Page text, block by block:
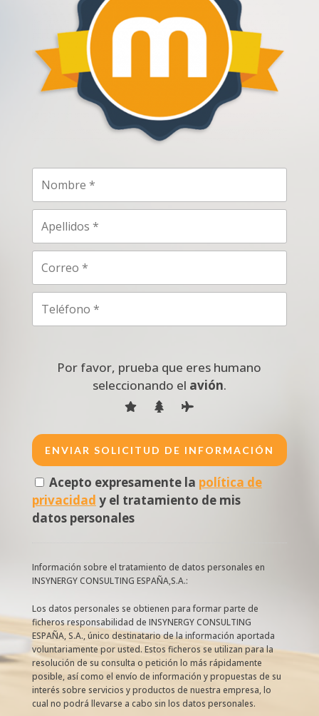
Por favor, prueba que eres humano
seleccionando el avión.
Acepto expresamente la política de
privacidad y el tratamiento de mis
datos personales
Información sobre el tratamiento de datos personales en
INSYNERGY CONSULTING ESPAÑA,S.A.:
Los datos personales se obtienen para formar parte de
ficheros responsabilidad de INSYNERGY CONSULTING
ESPAÑA, S.A., único destinatario de la información aportada
voluntariamente por usted. Estos ficheros se utilizan para la
resolución de su consulta o petición lo más rápidamente
posible, así como el envío de información y propuestas de su
interés sobre servicios y productos de nuestra empresa, lo
cual no podrá llevarse a cabo sin los datos personales.